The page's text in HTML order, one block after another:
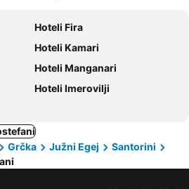
Hoteli Fira
Hoteli Kamari
Hoteli Manganari
Hoteli Imerovilji
Grčka Južni Egej
Santorini